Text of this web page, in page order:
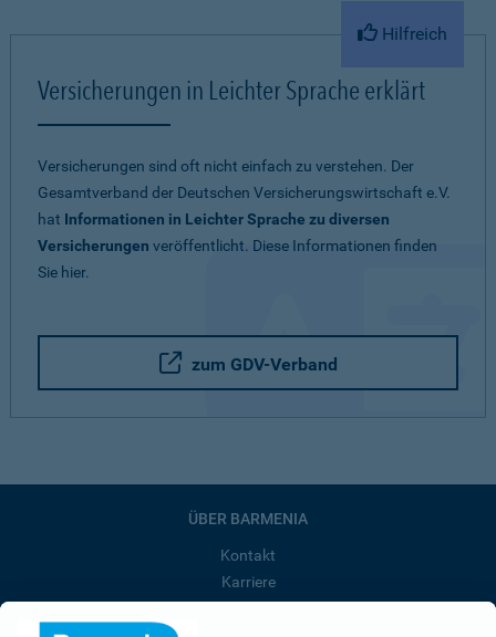
Hilfreich
Versicherungen in Leichter Sprache erklärt
Versicherungen sind oft nicht einfach zu verstehen. Der
Gesamtverband der Deutschen Versicherungswirtschaft e.V.
hat Informationen in Leichter Sprache zu diversen
Versicherungen veröffentlicht. Diese Informationen finden
Sie hier.
zum GDV-Verband
ÜBER BARMENIA
Kontakt
Karriere